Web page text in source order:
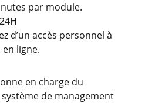
par module.
d’un accès personnel à
ligne.
en charge du
de management